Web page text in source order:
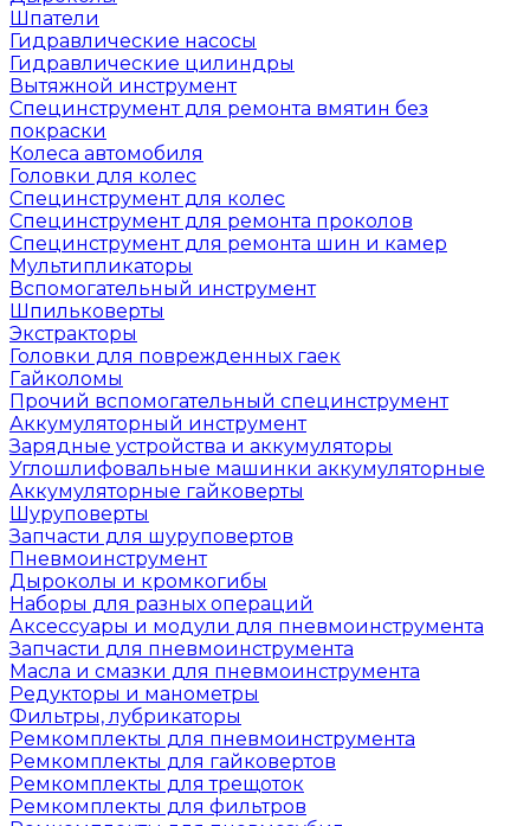
Шпатели
Гидравлические насосы
Гидравлические цилиндры
Вытяжной инструмент
Специнструмент для ремонта вмятин без
покраски
Колеса автомобиля
Головки для колес
Специнструмент для колес
Специнструмент для ремонта проколов
Специнструмент для ремонта шин и камер
Мультипликаторы
Вспомогательный инструмент
Шпильковерты
Экстракторы
Головки для поврежденных гаек
Гайколомы
Прочий вспомогательный специнструмент
Аккумуляторный инструмент
Зарядные устройства и аккумуляторы
Углошлифовальные машинки аккумуляторные
Аккумуляторные гайковерты
Шуруповерты
Запчасти для шуруповертов
Пневмоинструмент
Дыроколы и кромкогибы
Наборы для разных операций
Аксессуары и модули для пневмоинструмента
Запчасти для пневмоинструмента
Масла и смазки для пневмоинструмента
Редукторы и манометры
Фильтры, лубрикаторы
Ремкомплекты для пневмоинструмента
Ремкомплекты для гайковертов
Ремкомплекты для трещоток
Ремкомплекты для фильтров